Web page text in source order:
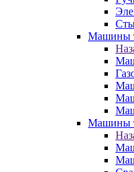
Машины
Машины